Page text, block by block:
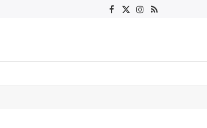
Facebook
X Instagram
RSS